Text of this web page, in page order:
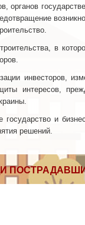
органов
в
инвесторов,
интересов,
государство и
решений.